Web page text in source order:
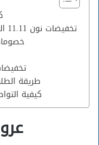
تخفيضات نون 11.11 الكترونيات وجوالات 2025
خصومات نون
طريقة الطلب
كيفية
عروض